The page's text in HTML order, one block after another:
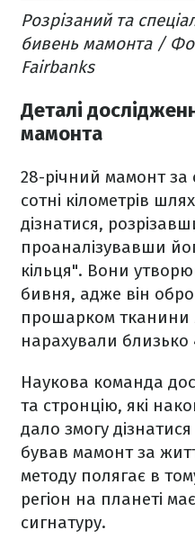
Розрізаний та
бивень мамонта /
Fairbanks
Деталі
мамонта
28-річний мамонт
сотні кілометрів
дізнатися,
проаналізувавши
кільця". Вони
бивня, адже він
прошарком тканини
нарахували близько
Наукова команда
та стронцію, які
дало змогу
бував мамонт за
методу полягає в
регіон на планеті
сигнатуру.